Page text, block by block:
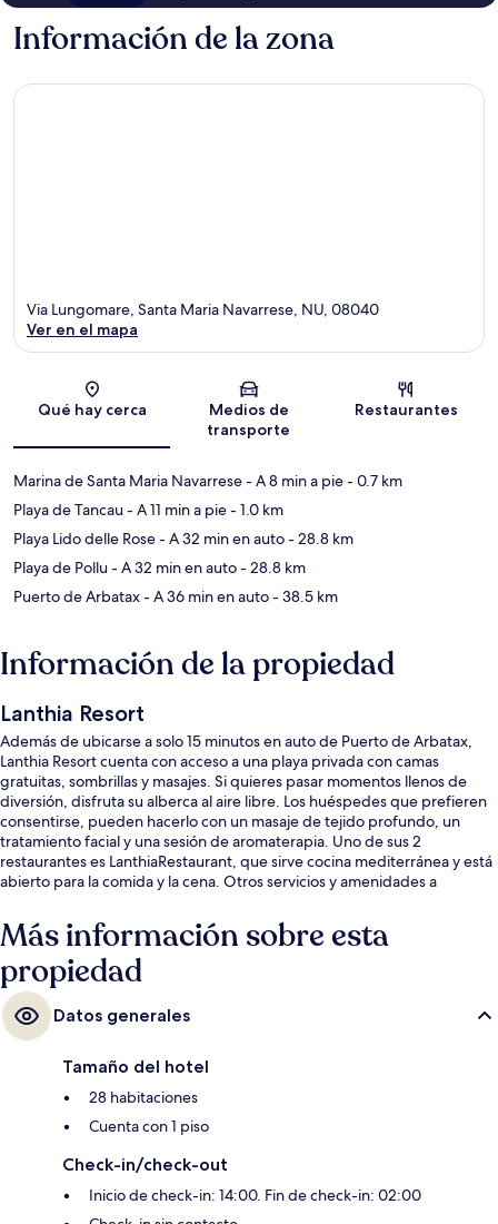
Información de la zona
Sección del mapa
Via Lungomare, Santa Maria Navarrese, NU, 08040
Ver en el mapa
Qué hay cerca
Medios de
transporte
Restaurantes
Marina de Santa Maria Navarrese- A 8 min a pie- 0.7 km
Playa de Tancau- A 11 min a pie- 1.0 km
Playa Lido delle Rose- A 32 min en auto- 28.8 km
Playa de Pollu- A 32 min en auto- 28.8 km
Puerto de Arbatax- A 36 min en auto- 38.5 km
Información de la propiedad
Lanthia Resort
Además de ubicarse a solo 15 minutos en auto de Puerto de Arbatax,
Lanthia Resort cuenta con acceso a una playa privada con camas
gratuitas, sombrillas y masajes. Si quieres pasar momentos llenos de
diversión, disfruta su alberca al aire libre. Los huéspedes que prefieren
consentirse, pueden hacerlo con un masaje de tejido profundo, un
tratamiento facial y una sesión de aromaterapia. Uno de sus 2
restaurantes es LanthiaRestaurant, que sirve cocina mediterránea y está
abierto para la comida y la cena. Otros servicios y amenidades a
playa y su snack bar o deli.
Más información sobre esta
propiedad
Datos generales
Tamaño del hotel
28 habitaciones
Cuenta con 1 piso
Check-in/check-out
Inicio de check-in: 14:00. Fin de check-in: 02:00